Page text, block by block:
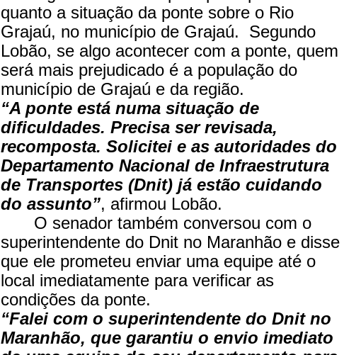
quanto a situação da ponte sobre o Rio
Grajaú, no município de Grajaú.
Segundo
Lobão, se algo acontecer com a ponte, quem
será mais prejudicado é a população do
município de Grajaú e da região.
“A ponte está numa situação de
dificuldades. Precisa ser revisada,
recomposta. Solicitei e as autoridades do
Departamento Nacional de Infraestrutura
de Transportes (Dnit) já estão cuidando
do assunto”, afirmou Lobão.
O senador também conversou com o
superintendente do Dnit no Maranhão e disse
que ele prometeu enviar uma equipe até o
local imediatamente para verificar as
condições da ponte.
“Falei com o superintendente do Dnit no
Maranhão, que garantiu o envio imediato